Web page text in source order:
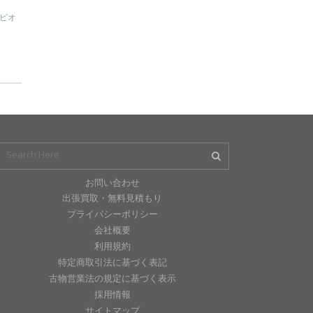
オ
お問い合わせ
出張買取・無料見積もり
プライバシーポリシー
会社概要
利用規約
特定商取引法に基づく表記
古物営業法の規定に基づく表示
採用情報
サイトマップ